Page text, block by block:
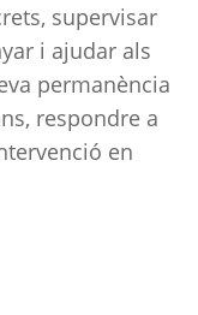
supervisar
i ajudar als
permanència
respondre a
en